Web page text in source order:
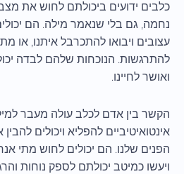
כלבים ידועים ביכולתם לחוש את
נחמה, גם בלי שנאמר מילה. הם
עצובים ויבואו להתכרבל איתנו, או
להתרגשות. הנוכחות שלהם לבדה
ואושר לחיינו.
הקשר בין אדם לכלב עולה מעבר
אינטואיטיביים להפליא ויכולים
הפנים שלנו. הם יכולים לחוש מתי
ויעשו כמיטב יכולתם לספק נוחות